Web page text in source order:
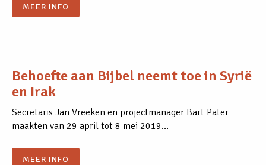
MEER INFO
Behoefte aan Bijbel neemt toe in Syrië
en Irak
Secretaris Jan Vreeken en projectmanager Bart Pater
maakten van 29 april tot 8 mei 2019…
MEER INFO